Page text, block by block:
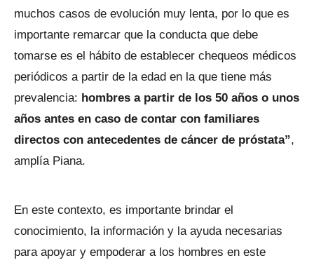
muchos casos de evolución muy lenta, por lo que es
importante remarcar que la conducta que debe
tomarse es el hábito de establecer chequeos médicos
periódicos a partir de la edad en la que tiene más
prevalencia: hombres a partir de los 50 años o unos
años antes en caso de contar con familiares
directos con antecedentes de cáncer de próstata”,
amplía Piana.
En este contexto, es importante brindar el
conocimiento, la información y la ayuda necesarias
para apoyar y empoderar a los hombres en este